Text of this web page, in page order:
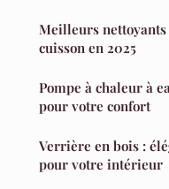
Meilleurs nettoyants
cuisson en 2025
Pompe à chaleur à
pour votre confort
Verrière en bois :
pour votre intérieur